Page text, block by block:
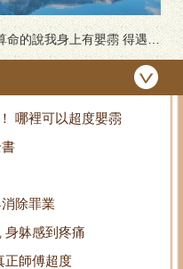
命的說我身上有嬰霛 得遇正
師傅及時化解 算命的說我身
做完超度嬰霛法事後有了夢境感應！ 哪裡可以超度嬰霛
除罪業
身躰感到疼痛
正師傅超度